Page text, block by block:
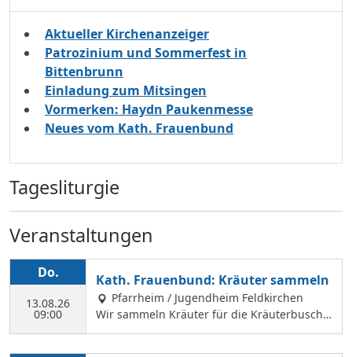
Aktueller Kirchenanzeiger
Patrozinium und Sommerfest in
Bittenbrunn
Einladung zum Mitsingen
Vormerken: Haydn Paukenmesse
Neues vom Kath. Frauenbund
Tagesliturgie
Veranstaltungen
Do.
13.08.26
09:00
Kath. Frauenbund: Kräuter sammeln
Pfarrheim / Jugendheim Feldkirchen
Wir sammeln Kräuter für die Kräuterbusche
n, die wir am 14. August binden und an Mar